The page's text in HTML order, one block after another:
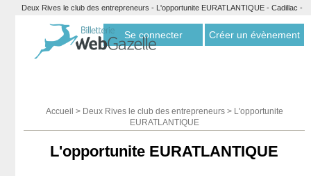
Deux Rives le club des entrepreneurs - L'opportunite EURATLANTIQUE - Cadillac -
Se connecter Créer un évènement
Accueil > Deux Rives le club des entrepreneurs> L'opportunite
EURATLANTIQUE
L'opportunite EURATLANTIQUE